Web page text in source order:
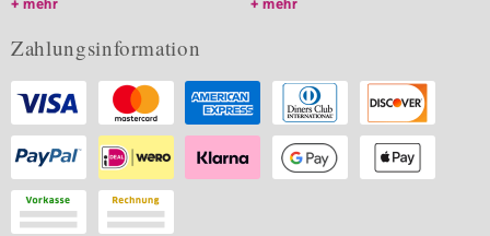
Zahlungsinformation